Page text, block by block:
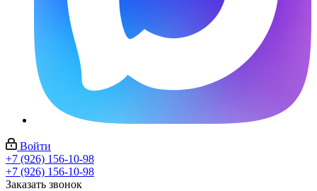
Войти
+7 (926) 156-10-98
+7 (926) 156-10-98
Заказать звонок